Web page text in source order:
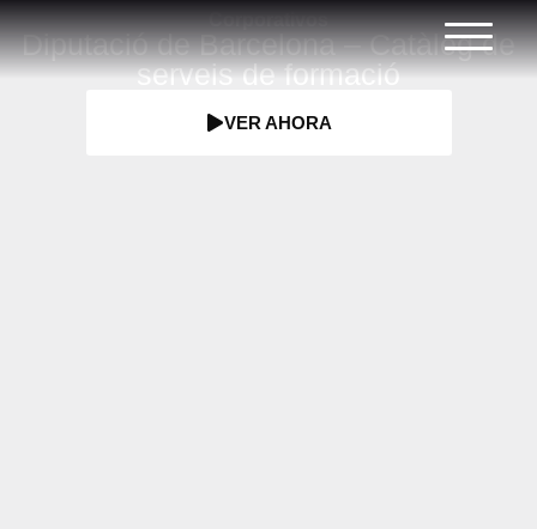
Corporativos
Diputació de Barcelona – Catàleg de
serveis de formació
VER AHORA